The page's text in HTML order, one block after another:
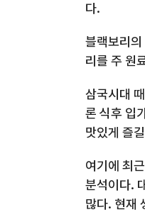
다.
블랙보리
리를 주 원
삼국시대
론 식후 입
맛있게 즐
여기에 최
분석이다.
많다. 현재